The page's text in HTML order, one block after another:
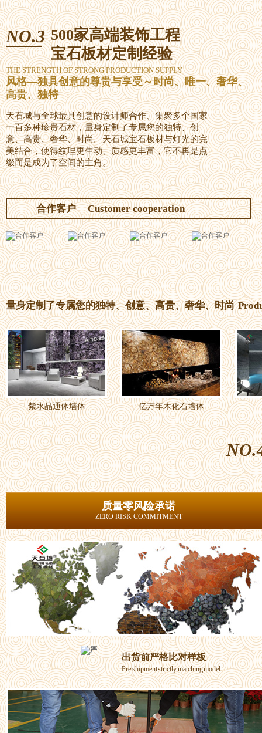
NO.3 500家高端装饰工程
宝石板材定制经验
THE STRENGTH OF STRONG PRODUCTION SUPPLY
风格—独具创意的尊贵与享受～时尚、唯一、奢华、
高贵、独特
天石城与全球最具创意的设计师合作、集聚多个国家
一百多种珍贵石材，量身定制了专属您的独特、创
意、高贵、奢华、时尚。天石城宝石板材与灯光的完
美结合，使得纹理更生动、质感更丰富，它不再是点
缀而是成为了空间的主角。
合作客户 Customer cooperation
量身定制了专属您的独特、创意、高贵、奢华、时尚
紫水晶通体墙体 亿万年木化石墙体
质量零风险承诺
ZERO RISK COMMITMENT
出货前严格比对样板
Pre shipment strictly matching model